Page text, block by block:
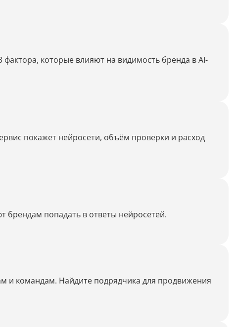
Список литературы
которые влияют на видимость бренда в AI-
покажет нейросети, объём проверки и расход
брендам попадать в ответы нейросетей.
и командам. Найдите подрядчика для продвижения